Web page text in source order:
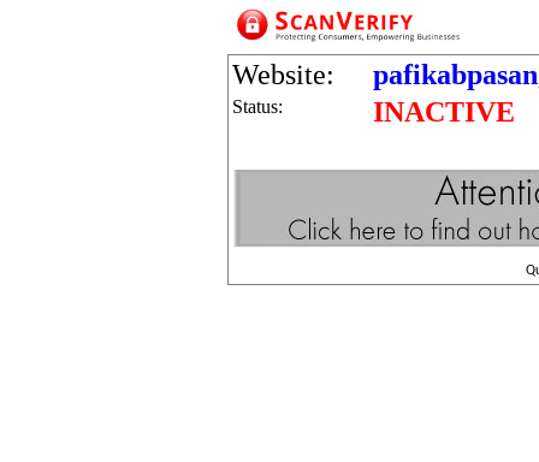
Website:
Status: INACTIVE